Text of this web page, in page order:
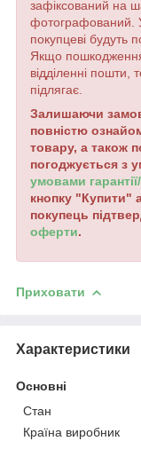
зафіксований на
фотографований.
покупцеві будуть
Якщо
відділенні
підлягає.
Залишаючи
повністю
товару, а також
погоджується з
умовами
кнопку "Купити"
покупець
оферти.
Приховати
Характеристики
Основні
Стан
Країна виробник